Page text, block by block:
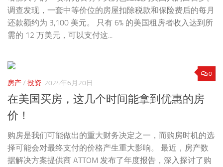
调查发现，一套中等价位的房屋扣除税款和保险费后的每月
还款额约为 3,100 美元。 只有 6% 的美国租房者收入达到所
需的 12 万美元，可以支付这...
0
房产/ 投资 2024年6月20日
在美国买房，这几个时间能拿到优惠的房
价！
购房是我们可能做出的重大财务决定之一，而购房时机的选
择可能会对最终支付的价格产生重大影响。 最近，房产数
据解决方案提供商 ATTOM 发布了年度报告，深入探讨了购